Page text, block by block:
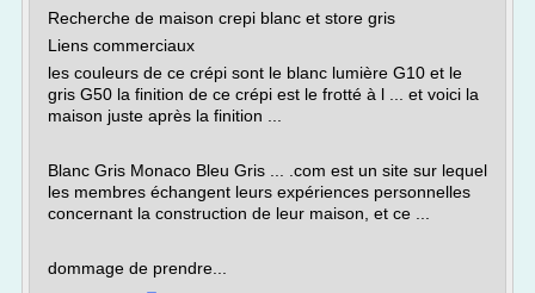
Recherche de maison crepi blanc et store gris
Liens commerciaux
les couleurs de ce crépi sont le blanc lumière G10 et le
gris G50 la finition de ce crépi est le frotté à l ... et voici la
maison juste après la finition ...
Blanc Gris Monaco Bleu Gris ... .com est un site sur lequel
les membres échangent leurs expériences personnelles
concernant la construction de leur maison, et ce ...
dommage de prendre...